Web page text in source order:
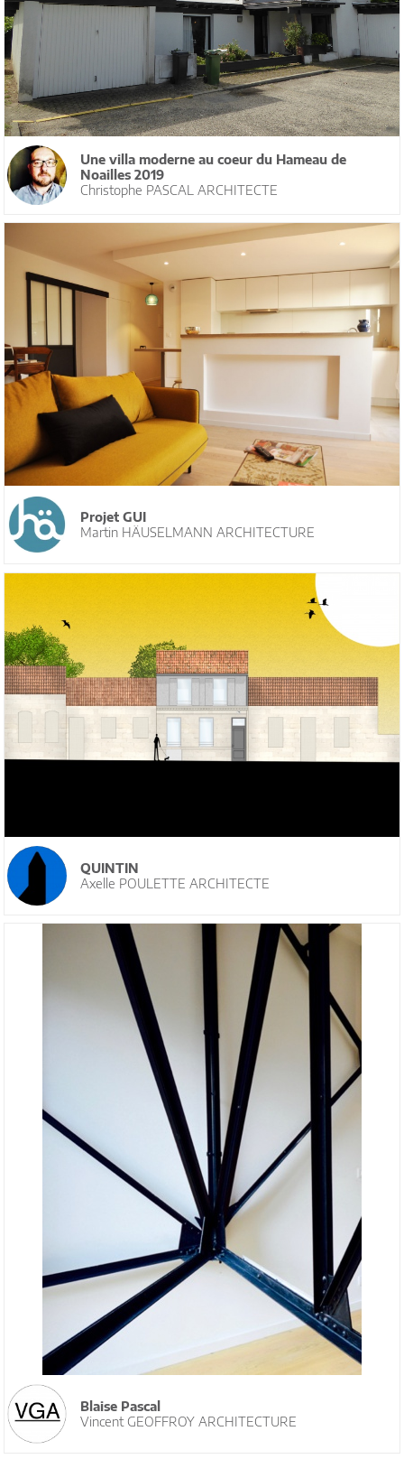
Une villa moderne au coeur du Hameau de
Noailles 2019
Christophe PASCAL ARCHITECTE
Projet GUI
Martin HÄUSELMANN ARCHITECTURE
QUINTIN
Axelle POULETTE ARCHITECTE
Blaise Pascal
Vincent GEOFFROY ARCHITECTURE